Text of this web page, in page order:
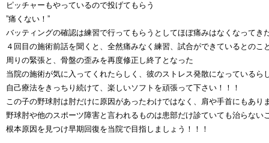
ピッチャーもやっているので投げてもらう
”痛くない！”
バッティングの確認は練習で行ってもらうとしてほぼ痛みはなくなってき
４回目の施術前話を聞くと、全然痛みなく練習、試合ができているとのこ
周りの緊張と、骨盤の歪みを再度修正し終了となった
当院の施術が気に入ってくれたらしく、彼のストレス発散になっているら
自己療法をきっちり続けて、楽しいソフトを頑張って下さい！！！
この子の野球肘は肘だけに原因があったわけではなく、肩や手首にもあり
野球肘や他のスポーツ障害と言われるものは患部だけ診ていても治らない
根本原因を見つけ早期回復を当院で目指しましょう！！！